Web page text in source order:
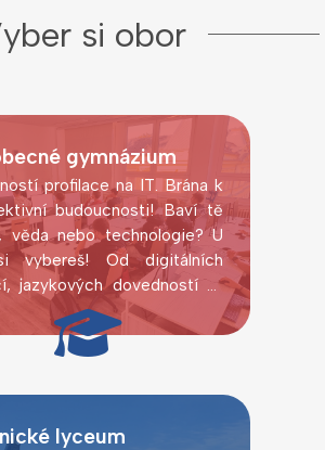
si obor
gymnázium
profilace na IT. Brána k
Baví tě
věda nebo technologie? U
vybereš! Od digitálních
až
pokusy.
lyceum